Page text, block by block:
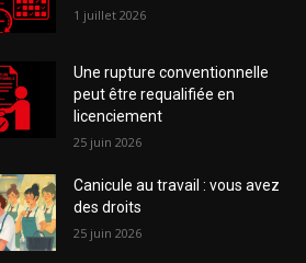
1 juillet 2026
Une rupture conventionnelle
peut être requalifiée en
licenciement
25 juin 2026
Canicule au travail : vous avez
des droits
25 juin 2026